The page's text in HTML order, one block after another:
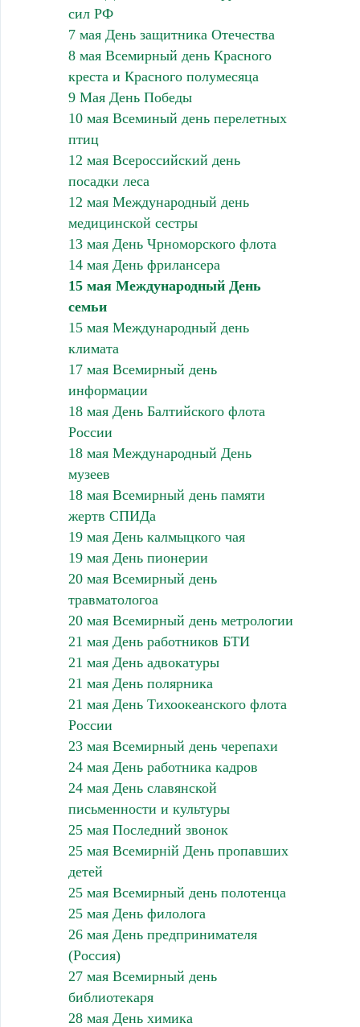
сил РФ
7 мая День защитника Отечества
8 мая Всемирный день Красного
креста и Красного полумесяца
9 Мая День Победы
10 мая Всеминый день перелетных
птиц
12 мая Всероссийский день
посадки леса
12 мая Международный день
медицинской сестры
13 мая День Чрноморского флота
14 мая День фрилансера
15 мая Международный День
семьи
15 мая Международный день
климата
17 мая Всемирный день
информации
18 мая День Балтийского флота
России
18 мая Международный День
музеев
18 мая Всемирный день памяти
жертв СПИДа
19 мая День калмыцкого чая
19 мая День пионерии
20 мая Всемирный день
травматологоа
20 мая Всемирный день метрологии
21 мая День работников БТИ
21 мая День адвокатуры
21 мая День полярника
21 мая День Тихоокеанского флота
России
23 мая Всемирный день черепахи
24 мая День работника кадров
24 мая День славянской
письменности и культуры
25 мая Последний звонок
25 мая Всемирній День пропавших
детей
25 мая Всемирный день полотенца
25 мая День филолога
26 мая День предпринимателя
(Россия)
27 мая Всемирный день
библиотекаря
28 мая День химика